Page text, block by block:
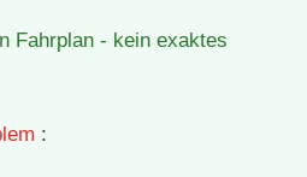
Fahrplan - kein exaktes
: